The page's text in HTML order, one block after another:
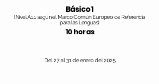
Básico 1
(Nivel A1.1 según el Marco Común Europeo de Referencia
para las Lenguas)
10 horas
Del 27 al 31 de enero del 2025